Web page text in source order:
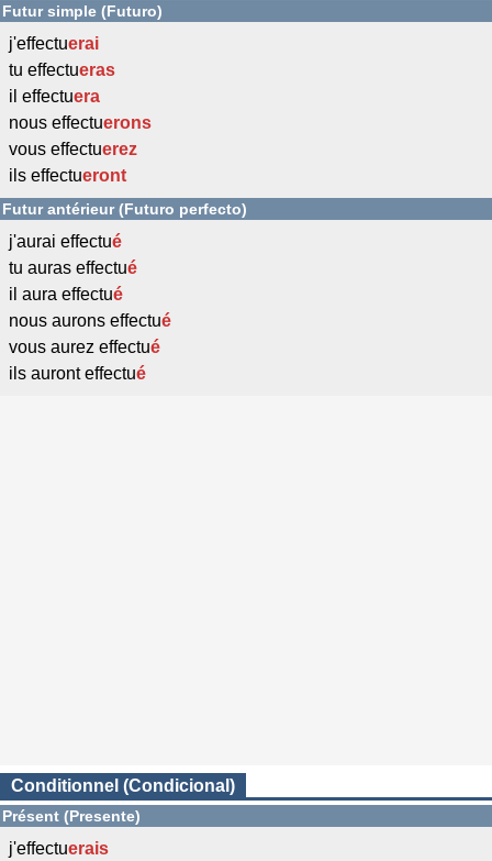
Futur simple (Futuro)
j'effectuerai
tu effectueras
il effectuera
nous effectuerons
vous effectuerez
ils effectueront
Futur antérieur (Futuro perfecto)
j'aurai effectué
tu auras effectué
il aura effectué
nous aurons effectué
vous aurez effectué
ils auront effectué
Conditionnel (Condicional)
Présent (Presente)
j'effectuerais